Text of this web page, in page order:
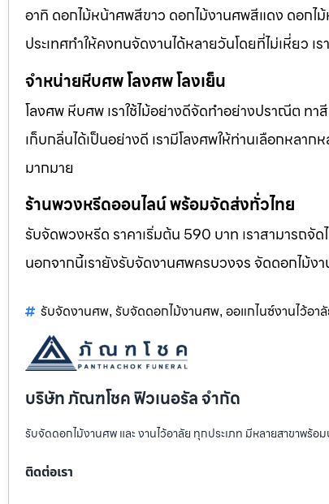
อาทิ ดอกไม้หน้าศพสีขาว ดอกไม้งานศพสีแดง ดอกไ
ประเทศทำให้คงทนจัดงานได้หลายวันโดยที่ไม่เหี่ยว
จำหน่ายหีบศพ โลงศพ โลงเย็น
โลงศพ หีบศพ เราใช้ไม้อย่างดีจัดทำอย่างปราณีต ท
เก็บกลิ่นได้เป็นอย่างดี เรามีโลงศพให้ท่านเลือกหล
มากมาย
ร้านพวงหรีดออนไลน์ พร้อมจัดส่งทั่วไทย
รับจัดพวงหรีด ราคาเริ่มต้น 590 บาท เราสามารถ
นอกจากนี้เรายังรับจัดงานศพครบวงจร จัดดอกไม้ง
รับจัดงานศพ, รับจัดดอกไม้งานศพ, ออแกไนซ์งานไว้อา
บริษัท ภัณฑโชค ฟิวเนอรัล จำกัด
รับจัดดอกไม้งานศพ และ งานไว้อาลัย ทุกประเภท มีหลายสาขาพร้อ
ติดต่อเรา